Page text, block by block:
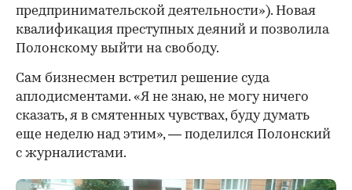
предпринимательской деятельности»). Новая
квалификация преступных деяний и позволила
Полонскому выйти на свободу.
Сам бизнесмен встретил решение суда
аплодисментами. «Я не знаю, не могу ничего
сказать, я в смятенных чувствах, буду думать
еще неделю над этим», — поделился Полонский
с журналистами.